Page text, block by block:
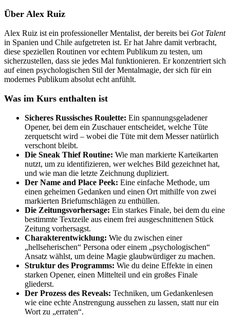
Über Alex Ruiz
Alex Ruiz ist ein professioneller Mentalist, der bereits bei Got Talent
in Spanien und Chile aufgetreten ist. Er hat Jahre damit verbracht,
diese speziellen Routinen vor echtem Publikum zu testen, um
sicherzustellen, dass sie jedes Mal funktionieren. Er konzentriert sich
auf einen psychologischen Stil der Mentalmagie, der sich für ein
modernes Publikum absolut echt anfühlt.
Was im Kurs enthalten ist
Sicheres Russisches Roulette: Ein spannungsgeladener
Opener, bei dem ein Zuschauer entscheidet, welche Tüte
zerquetscht wird – wobei die Tüte mit dem Messer natürlich
verschont bleibt.
Die Sneak Thief Routine: Wie man markierte Karteikarten
nutzt, um zu identifizieren, wer welches Bild gezeichnet hat,
und wie man die letzte Zeichnung dupliziert.
Der Name and Place Peek: Eine einfache Methode, um
einen geheimen Gedanken und einen Ort mithilfe von zwei
markierten Briefumschlägen zu enthüllen.
Die Zeitungsvorhersage: Ein starkes Finale, bei dem du eine
bestimmte Textzeile aus einem frei ausgeschnittenen Stück
Zeitung vorhersagst.
Charakterentwicklung: Wie du zwischen einer
„hellseherischen“ Persona oder einem „psychologischen“
Ansatz wählst, um deine Magie glaubwürdiger zu machen.
Struktur des Programms: Wie du deine Effekte in einen
starken Opener, einen Mittelteil und ein großes Finale
gliederst.
Der Prozess des Reveals: Techniken, um Gedankenlesen
wie eine echte Anstrengung aussehen zu lassen, statt nur ein
Wort zu „erraten“.